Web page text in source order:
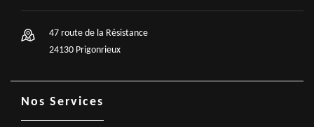
47 route de la Résistance
24130 Prigonrieux
Nos Services